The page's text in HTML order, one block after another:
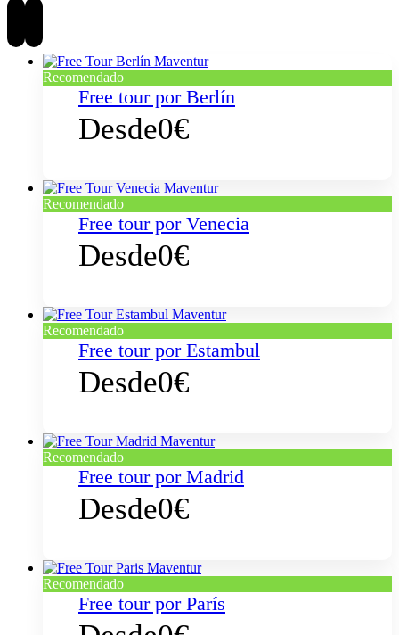
Recomendado
Free tour por Berlín
Desde0€
Recomendado
Free tour por Venecia
Desde0€
Recomendado
Free tour por Estambul
Desde0€
Recomendado
Free tour por Madrid
Desde0€
Recomendado
Free tour por París